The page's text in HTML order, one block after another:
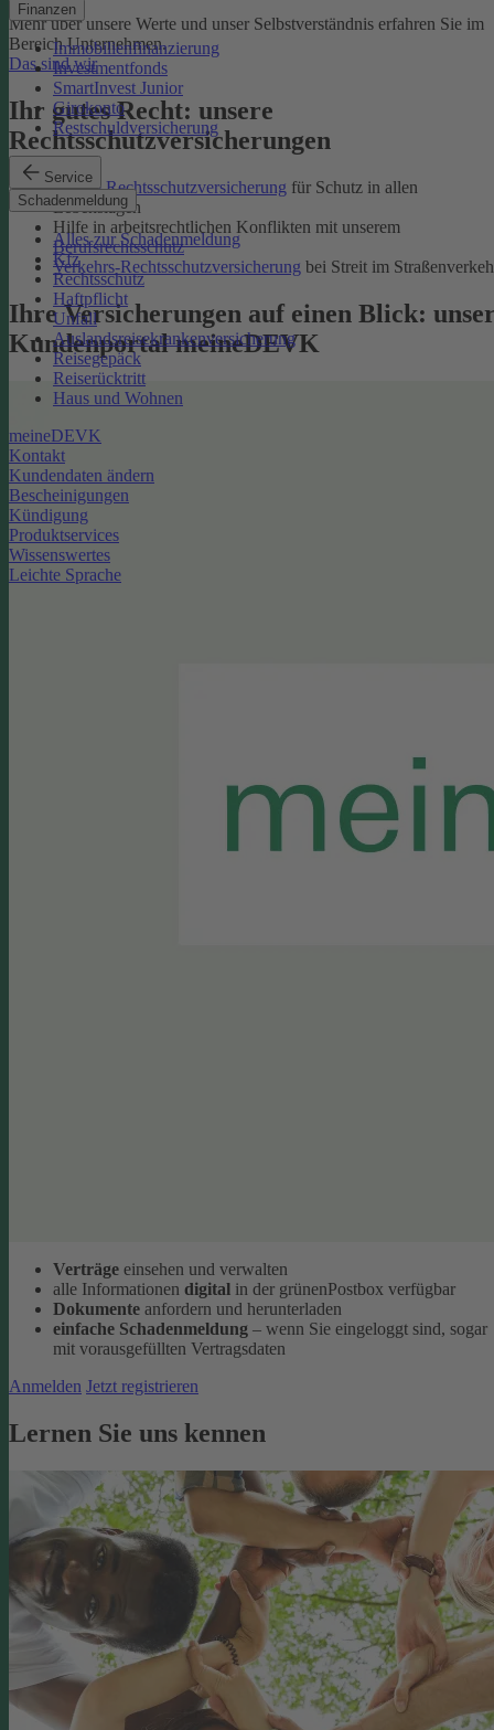
Finanzen
Immobilienfinanzierung
Investmentfonds
SmartInvest Junior
Girokonto
Restschuldversicherung
Service
Schadenmeldung
Alles zur Schadenmeldung
Kfz
Rechtsschutz
Haftpflicht
Unfall
Auslandsreisekrankenversicherung
Reisegepäck
Reiserücktritt
Haus und Wohnen
meineDEVK
Kontakt
Kundendaten ändern
Bescheinigungen
Kündigung
Produktservices
Wissenswertes
Leichte Sprache
Mehr über unsere Werte und unser Selbstverständnis erfahren Sie im
Bereich Unternehmen.
Das sind wir
Ihr gutes Recht: unsere
Rechtsschutzversicherungen
Private Rechtsschutzversicherung für Schutz in allen
Lebenslagen
Hilfe in arbeitsrechtlichen Konflikten mit unserem
Berufsrechtsschutz
Verkehrs-Rechtsschutzversicherung bei Streit im
Ihre Versicherungen auf einen Blick:
Kundenportal meineDEVK
Verträge einsehen und verwalten
alle Informationen digital in der grünenPostbox verfügbar
Dokumente anfordern und herunterladen
einfache Schadenmeldung – wenn Sie eingeloggt sind, sogar
mit vorausgefüllten Vertragsdaten
Anmelden Jetzt registrieren
Lernen Sie uns kennen